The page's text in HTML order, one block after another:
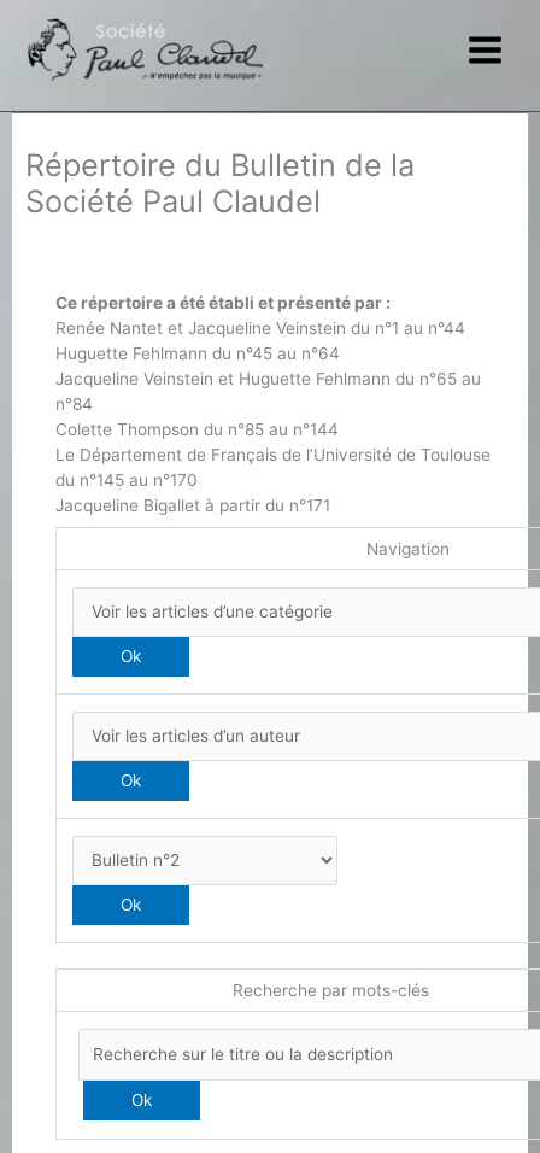
contenu
Répertoire du Bulletin de la
Société Paul Claudel
Ce répertoire a été établi et présenté par :
Renée Nantet et Jacqueline Veinstein du n°1 au n°44
Huguette Fehlmann du n°45 au n°64
Jacqueline Veinstein et Huguette Fehlmann du n°65 au
n°84
Colette Thompson du n°85 au n°144
Le Département de Français de l’Université de Toulouse
du n°145 au n°170
Jacqueline Bigallet à partir du n°171
Navigation
Recherche par mots-clés